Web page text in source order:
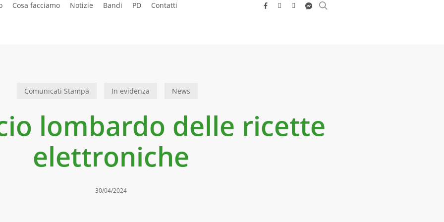
Cosa facciamo Notizie Bandi PD Contatti facebook
youtubeinstagram
messenger
Comunicati Stampa In evidenza News
lombardo delle ricette
elettroniche
30/04/2024